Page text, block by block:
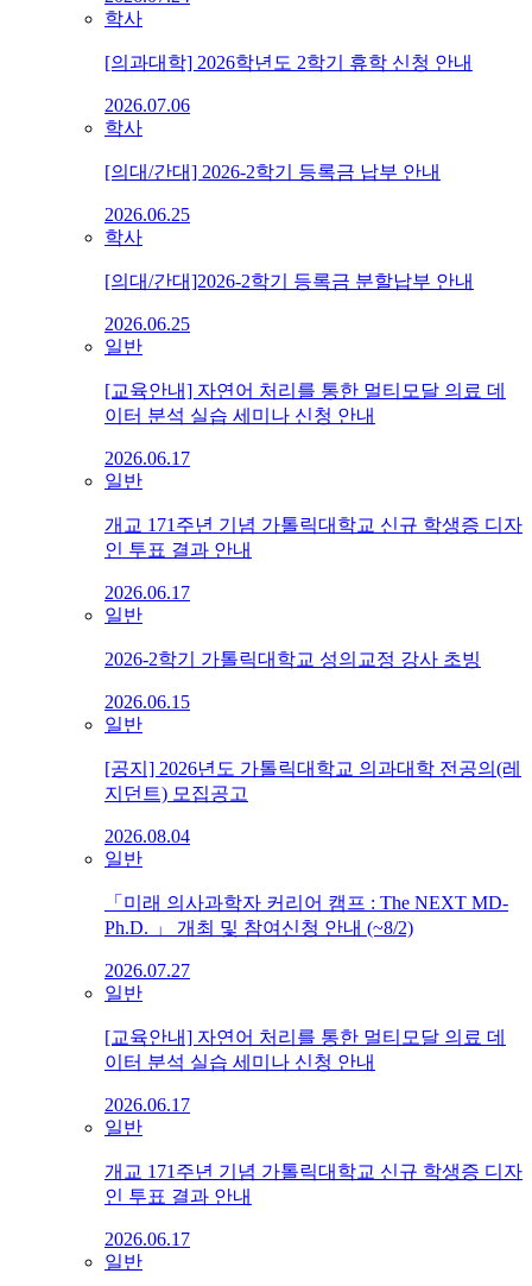
학사
[의과대학] 2026학년도 2학기 휴학 신청 안내
2026.07.06
학사
[의대/간대] 2026-2학기 등록금 납부 안내
2026.06.25
학사
[의대/간대]2026-2학기 등록금 분할납부 안내
2026.06.25
일반
[교육안내] 자연어 처리를 통한 멀티모달 의료 데
이터 분석 실습 세미나 신청 안내
2026.06.17
일반
개교 171주년 기념 가톨릭대학교 신규 학생증 디자
인 투표 결과 안내
2026.06.17
일반
2026-2학기 가톨릭대학교 성의교정 강사 초빙
2026.06.15
일반
[공지] 2026년도 가톨릭대학교 의과대학 전공의(레
지던트) 모집공고
2026.08.04
일반
「미래 의사과학자 커리어 캠프 : The NEXT MD-
Ph.D. 」 개최 및 참여신청 안내 (~8/2)
2026.07.27
일반
[교육안내] 자연어 처리를 통한 멀티모달 의료 데
이터 분석 실습 세미나 신청 안내
2026.06.17
일반
개교 171주년 기념 가톨릭대학교 신규 학생증 디자
인 투표 결과 안내
2026.06.17
일반